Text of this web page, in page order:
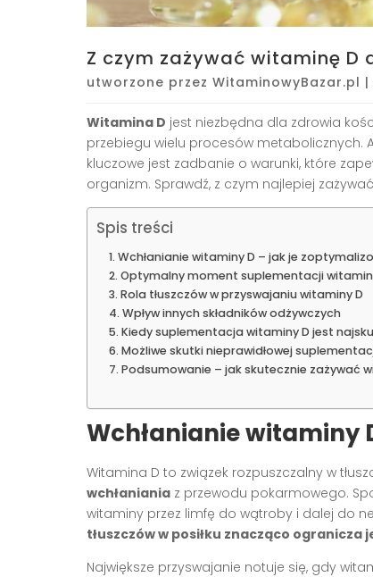
Z czym zażywać witaminę D
utworzone przez WitaminowyBazar.pl |
Witamina D jest niezbędna dla zdrowia
przebiegu wielu procesów metabolicznych.
kluczowe jest zadbanie o warunki, które
organizm. Sprawdź, z czym najlepiej
Spis treści
Wchłanianie witaminy D – jak je
Optymalny moment suplementacji
Rola tłuszczów w przyswajaniu witaminy D
Wpływ innych składników odżywczych
Kiedy suplementacja witaminy D jest
Możliwe skutki nieprawidłowej
Podsumowanie – jak skutecznie zażywać
Wchłanianie witaminy
Witamina D to związek rozpuszczalny w
wchłaniania z przewodu pokarmowego.
witaminy przez limfę do wątroby i dalej do
tłuszczów w posiłku znacząco ogranicza
Największe przyswajanie notuje się, gdy